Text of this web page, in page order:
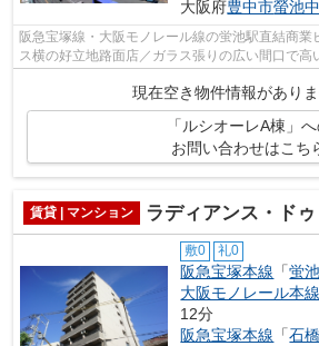
大阪府豊中市螢池
阪急宝塚線・大阪モノレール線の蛍池駅直結商業
ス横の好立地路面店／ガラス張りの広い間口で高
明・専用トイレ付きの現在、菓子販売店...
現在空き物件情報がありま
「ルシオーレA棟」
お問い合わせはこち
賃貸 | マンション ラディアンス・ドゥ
敷0 礼0
阪急宝塚本線 「蛍池
大阪モノレール本線
12分
阪急宝塚本線 「石